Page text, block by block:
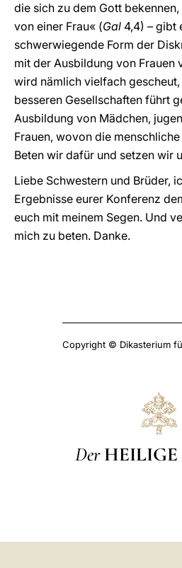
die sich zu dem Gott
von einer Frau« (Gal 4,4) – gibt
schwerwiegende Form der
mit der Ausbildung von Frauen
wird nämlich vielfach
besseren Gesellschaften führt
Ausbildung von Mädchen,
Frauen, wovon die
Beten wir dafür und setzen wir
Liebe Schwestern und Brüder,
Ergebnisse eurer Konferenz
euch mit meinem Segen. Und
mich zu beten. Danke.
Copyright © Dikasterium
Der